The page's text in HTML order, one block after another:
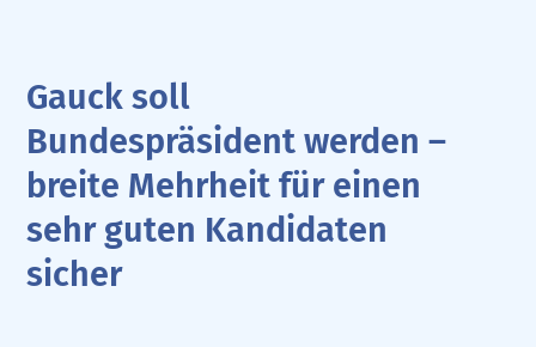
Gauck soll
Bundespräsident werden –
breite Mehrheit für einen
sehr guten Kandidaten
sicher